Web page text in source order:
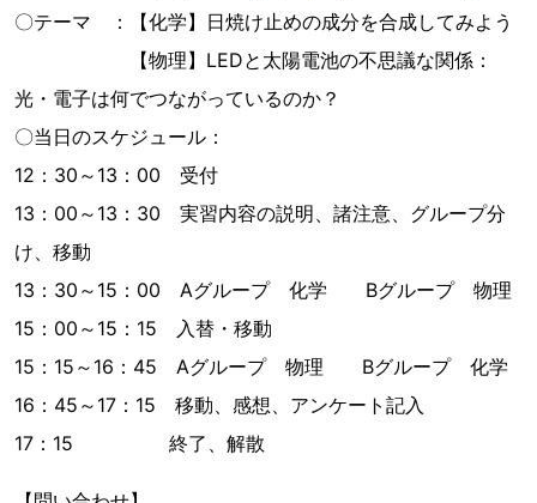
〇テーマ ：【化学】日焼け止めの成分を合成してみよう
【物理】LEDと太陽電池の不思議な関係：
光・電子は何でつながっているのか？
〇当日のスケジュール：
12：30～13：00 受付
13：00～13：30 実習内容の説明、諸注意、グループ分
け、移動
13：30～15：00 Aグループ 化学 Bグループ 物理
15：00～15：15 入替・移動
15：15～16：45 Aグループ 物理 Bグループ 化学
16：45～17：15 移動、感想、アンケート記入
17：15 終了、解散